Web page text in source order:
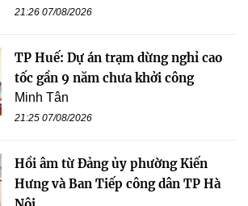
21:26 07/08/2026
TP Huế: Dự án trạm dừng nghỉ cao
tốc gần 9 năm chưa khởi công
Minh Tân
21:25 07/08/2026
Hồi âm từ Đảng ủy phường Kiến
Hưng và Ban Tiếp công dân TP Hà